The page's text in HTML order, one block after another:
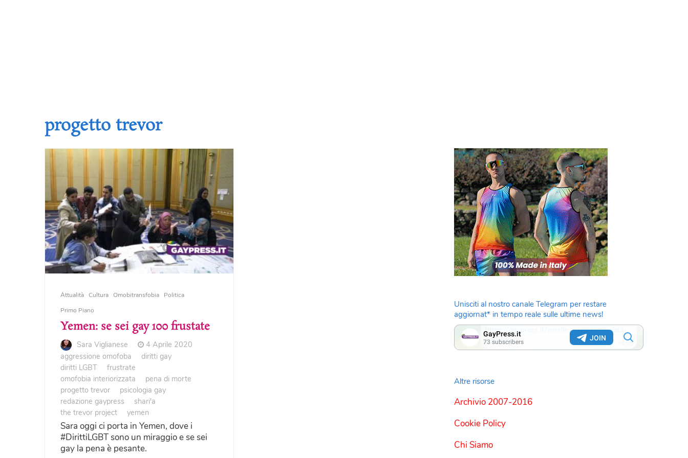
progetto trevor
Attualità Cultura Omobitransfobia
Politica
Primo Piano
Yemen: se sei gay 100 frustate
Sara Viglianese
4 Aprile 2020
aggressione omofoba
diritti gay
diritti LGBT
frustrate
omofobia interiorizzata
pena di morte
progetto trevor
psicologia gay
redazione gaypress
shari'a
the trevor project
yemen
Sara oggi ci porta in Yemen, dove i
#DirittiLGBT sono un miraggio e se sei
gay la pena è pesante.
Unisciti al nostro canale Telegram per restare
aggiornat* in tempo reale sulle ultime news!
Altre risorse
Archivio 2007-2016
Cookie Policy
Chi Siamo